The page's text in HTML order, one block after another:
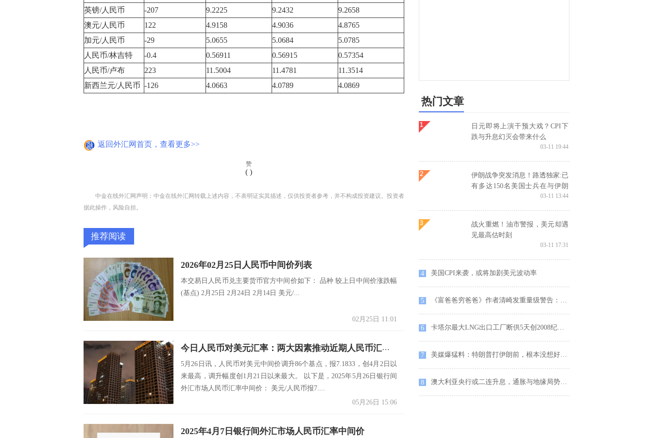
英镑/人民币
-207 9.2225 9.2432
9.2658
澳元/人民币
122 4.9158 4.9036
4.8765
加元/人民币
-29 5.0655 5.0684
5.0785
人民币/林吉特
-0.4 0.56911 0.56915
0.57354
人民币/卢布
223 11.5004 11.4781
11.3514
新西兰元/人民币 -126 4.0663 4.0789 4.0869
返回外汇网首页，查看更多>>
赞
( )
中金在线外汇网声明：中金在线外汇网转载上述内容，不表明证实其描述，仅供投资者参考，并不构成投资建议。投资者
据此操作，风险自担。
推荐阅读
2026年02月25日人民币中间价列表
本交易日人民币兑主要货币官方中间价如下： 品种 较上日中间价涨跌幅
(基点) 2月25日 2月24日 2月14日 美元/...
02月25日 11:01
今日人民币对美元汇率：两大因素推动近期人民币汇率走强 未来人民币走势或将更为稳定
5月26日讯，人民币对美元中间价调升86个基点，报7.1833，创4月2日以
来最高，调升幅度创1月21日以来最大。 以下是，2025年5月26日银行间
外汇市场人民币汇率中间价： 美元/人民币报7....
05月26日 15:06
2025年4月7日银行间外汇市场人民币汇率中间价
热门文章
日元即将上演干预大戏？CPI下
跌与升息幻灭会带来什么
03-11 19:44
伊朗战争突发消息！路透独家:已
有多达150名美国士兵在与伊朗
03-11 13:44
战火重燃！油市警报，美元却遇
见最高估时刻
03-11 17:31
4 美国CPI来袭，或将加剧美元波动率
5 《富爸爸穷爸爸》作者清崎发重量级警告：2026年的市场崩盘将由TA引爆！
6 卡塔尔最大LNG出口工厂断供5天创2008纪录 液化天然气价格或大幅飙升
7 美媒爆猛料：特朗普打伊朗前，根本没想好怎么收场！市场慌了
8 澳大利亚央行或二连升息，通胀与地缘局势支撑政策紧缩